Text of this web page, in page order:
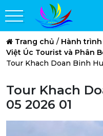
Trang chủ / Hành
Việt Úc Tourist và Phân
Tour Khach Doan Binh
Tour Khach
05 2026 01